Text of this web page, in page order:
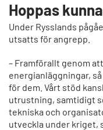
Hoppas
Under Rysslands
utsatts för angrepp.
– Framförallt genom
energianläggningar,
för dem. Vårt stöd
utrustning, samtidigt
tekniska och
utveckla under kriget,